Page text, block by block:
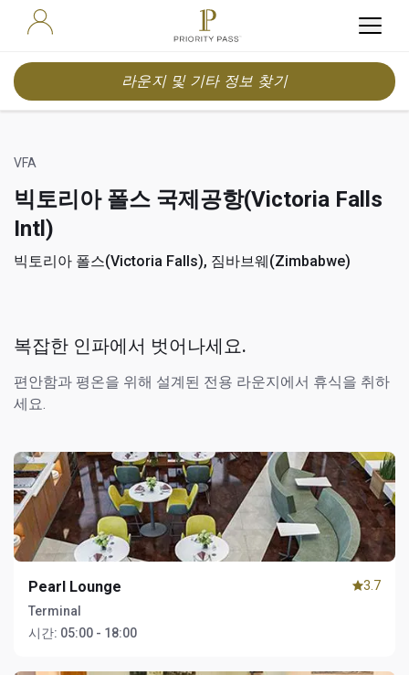
라운지 및 기타 정보 찾기
VFA
빅토리아 폴스 국제공항(Victoria Falls
Intl)
빅토리아 폴스(Victoria Falls), 짐바브웨(Zimbabwe)
복잡한 인파에서 벗어나세요.
편안함과 평온을 위해 설계된 전용 라운지에서 휴식을 취하
세요.
Pearl Lounge
Terminal
시간: 05:00 - 18:00
3.7